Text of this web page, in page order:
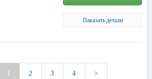
Паказать детали
1 2 3 4 >